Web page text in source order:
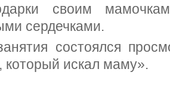
своим
сердечками.
состоялся
который искал маму».